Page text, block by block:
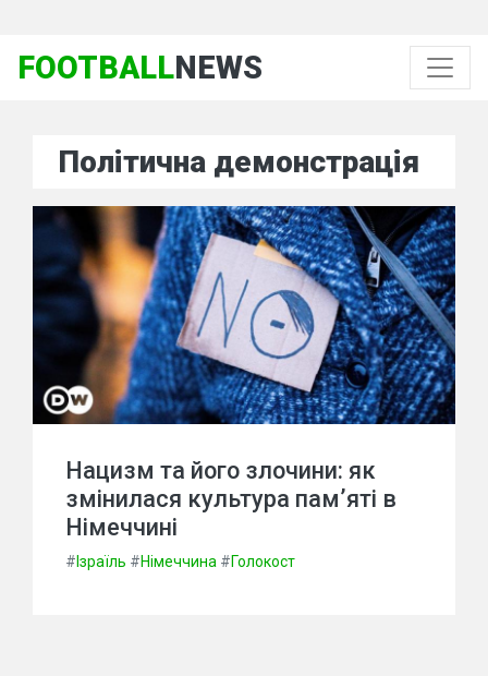
FOOTBALLNEWS
Політична демонстрація
Нацизм та його злочини: як
змінилася культура пам’яті в
Німеччині
# Ізраїль #Німеччина #Голокост